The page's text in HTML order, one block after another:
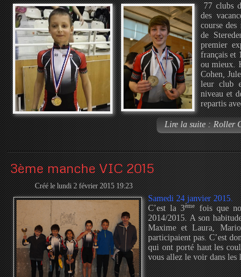
77 clubs
des
course
de
premier
français et
ou mieux.
Cohen,
leur club
niveau et
repartis
Lire la suite : Roller
3ème manche VIC 2015
Créé le lundi 2 février 2015 19:23
Samedi 24 janvier 2015.
C’est la 3èmefois que
2014/2015. A son
Maxime et Laura,
participaient pas. C’est
qui ont porté haut les
vous allez le voir dans les